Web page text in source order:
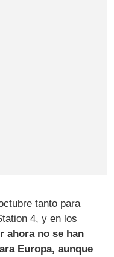
tanto para
4, y en los
ahora no se han
Europa, aunque